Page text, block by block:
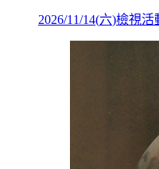
2026/11/14(六)檢視活